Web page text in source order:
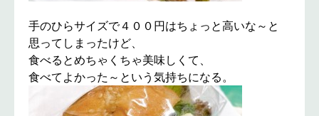
手のひらサイズで４００円はちょっと高いな～と
思ってしまったけど、
食べるとめちゃくちゃ美味しくて、
食べてよかった～という気持ちになる。